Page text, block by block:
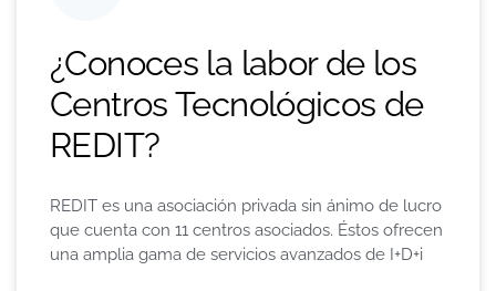
¿Conoces la labor de los
Centros Tecnológicos de
REDIT?
REDIT es una asociación privada sin ánimo de lucro
que cuenta con 11 centros asociados. Éstos ofrecen
una amplia gama de servicios avanzados de I+D+i